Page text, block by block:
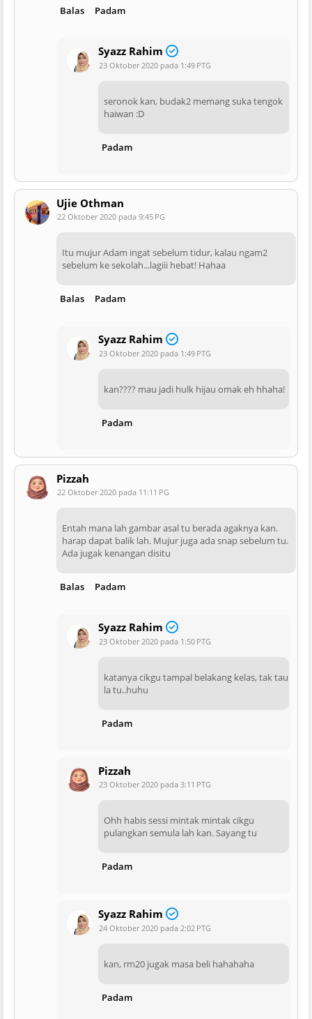
Balas Padam
Syazz Rahim
23 Oktober 2020 pada 1:49 PTG
seronok kan, budak2 memang suka tengok
haiwan :D
Padam
Ujie Othman
22 Oktober 2020 pada 9:45 PG
Itu mujur Adam ingat sebelum tidur, kalau ngam2
sebelum ke sekolah...lagiii hebat! Hahaa
Balas Padam
Syazz Rahim
23 Oktober 2020 pada 1:49 PTG
kan???? mau jadi hulk hijau omak eh hhaha!
Padam
Pizzah
22 Oktober 2020 pada 11:11 PG
Entah mana lah gambar asal tu berada agaknya kan.
harap dapat balik lah. Mujur juga ada snap sebelum tu.
Ada jugak kenangan disitu
Balas Padam
Syazz Rahim
23 Oktober 2020 pada 1:50 PTG
katanya cikgu tampal belakang kelas, tak tau
la tu..huhu
Padam
Pizzah
23 Oktober 2020 pada 3:11 PTG
Ohh habis sessi mintak mintak cikgu
pulangkan semula lah kan. Sayang tu
Padam
Syazz Rahim
24 Oktober 2020 pada 2:02 PTG
kan, rm20 jugak masa beli hahahaha
Padam